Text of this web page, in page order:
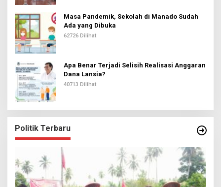
Masa Pandemik, Sekolah di Manado Sudah
Ada yang Dibuka
62726 Dilihat
Apa Benar Terjadi Selisih Realisasi Anggaran
Dana Lansia?
40713 Dilihat
Politik Terbaru